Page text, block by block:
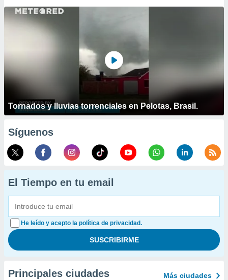
Tornados y lluvias torrenciales en Pelotas, Brasil.
Síguenos
El Tiempo en tu email
He leído y acepto la política de privacidad.
Principales ciudades Más ciudades